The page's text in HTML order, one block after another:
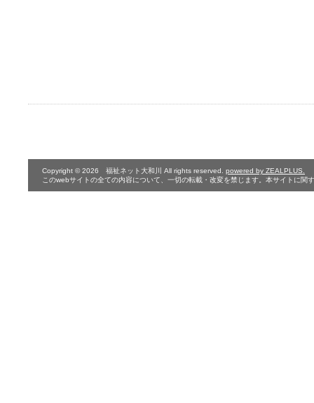
Copyright © 2026 福祉ネット大和川 All rights reserved. powered by ZEALPLUS.
このwebサイトの全ての内容について、一切の転載・改変を禁じます。本サイトに関